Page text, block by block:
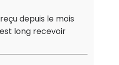
depuis le mois
long recevoir